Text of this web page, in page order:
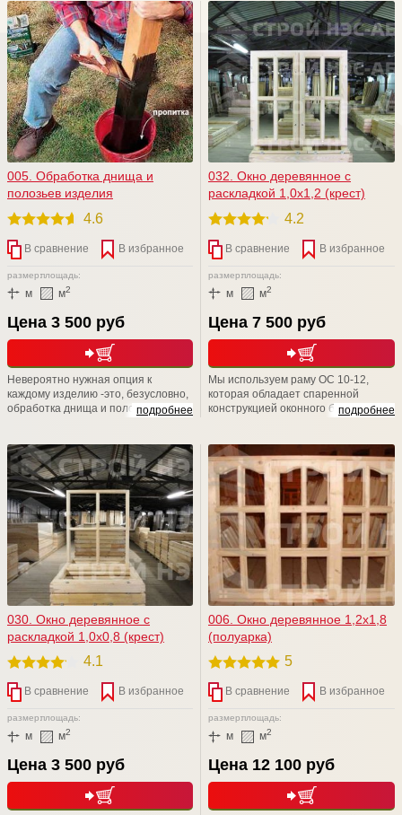
005. Обработка днища и
полозьев изделия
4.6
В сравнение В избранное
размер:
м
площадь:
м2
Цена 3 500 руб
подробнее
Невероятно нужная опция к
каждому изделию -это, безусловно,
обработка днища и полозьев
гниения и плесени) = надежная
защита вашего изделия от короеда
и гниения на долгие -долгие годы
032. Окно деревянное с
раскладкой 1,0х1,2 (крест)
4.2
В сравнение В избранное
размер:
м
площадь:
м2
Цена 7 500 руб
подробнее
Мы используем раму ОС 10-12,
которая обладает спаренной
конструкцией оконного блока, с
коробку изделия. Внутренняя и
наружная створки дополнительно
скреплены винтами. Отлично
подходит для различных дачных и
садовых домов, а также хозблоках.
030. Окно деревянное с
раскладкой 1,0х0,8 (крест)
4.1
В сравнение В избранное
размер:
м
площадь:
м2
Цена 3 500 руб
006. Окно деревянное 1,2х1,8
(полуарка)
5
В сравнение В избранное
размер:
м
площадь:
м2
Цена 12 100 руб